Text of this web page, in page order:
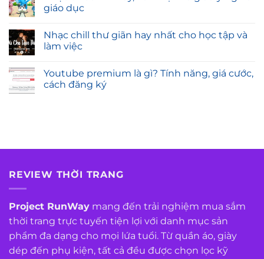
giáo dục
Nhạc chill thư giãn hay nhất cho học tập và
làm việc
Youtube premium là gì? Tính năng, giá cước,
cách đăng ký
REVIEW THỜI TRANG
Project RunWay mang đến trải nghiệm mua sắm
thời trang trực tuyến tiện lợi với danh mục sản
phẩm đa dạng cho mọi lứa tuổi. Từ quần áo, giày
dép đến phụ kiện, tất cả đều được chọn lọc kỹ